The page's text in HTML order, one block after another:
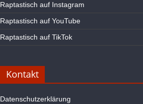
Raptastisch auf Instagram
Raptastisch auf YouTube
Raptastisch auf TikTok
Kontakt
Datenschutzerklärung